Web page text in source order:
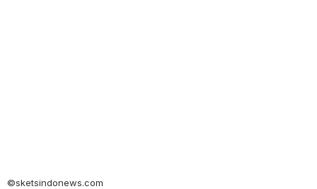
©sketsindonews.com